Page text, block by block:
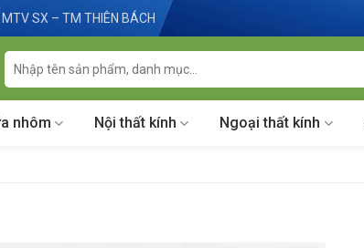
SX – TM THIÊN BÁCH
Tìm
kiếm:
nhôm Nội thất kính Ngoại thất kính